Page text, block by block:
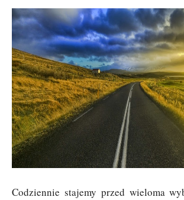
Codziennie stajemy przed wieloma